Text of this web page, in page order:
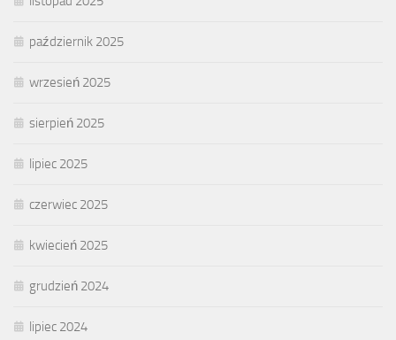
październik 2025
wrzesień 2025
sierpień 2025
lipiec 2025
czerwiec 2025
kwiecień 2025
grudzień 2024
lipiec 2024